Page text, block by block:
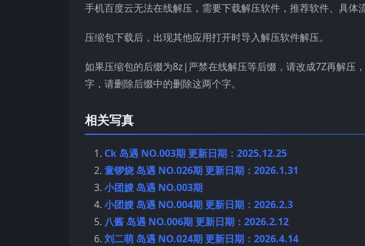
手机百度云无法在线解压，需要下载解压软件，推荐软件、具体
压缩包下载后，出现其他应用打开时导入解压软件解压。
如果压缩包的后缀为8z|严禁在线解压等后缀，请改成7Z再解压
字，请删除后缀中的删除这两个字。
相关写真
Ck 岛遇 NO.003期 更新日期：2025.12.25
童锣烧 岛遇 NO.026期 更新日期：2026.1.31
小团嫂 岛遇 NO.003期
小团嫂 岛遇 NO.004期 更新日期：2026.2.3
八酱 岛遇 NO.006期 更新日期：2026.2.12
刘二萌 岛遇 NO.024期 更新日期：2026.4.14